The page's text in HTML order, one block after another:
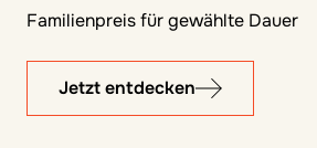
Familienpreis für gewählte Dauer
Jetzt entdecken